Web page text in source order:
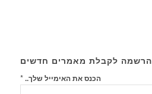
הרשמה לקבלת מאמרים חדשים
הכנס את האימייל שלך..*